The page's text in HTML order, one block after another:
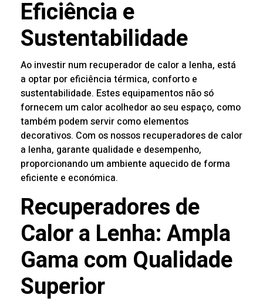
Eficiência e
Sustentabilidade
Ao investir num recuperador de calor a lenha, está
a optar por eficiência térmica, conforto e
sustentabilidade. Estes equipamentos não só
fornecem um calor acolhedor ao seu espaço, como
também podem servir como elementos
decorativos. Com os nossos recuperadores de calor
a lenha, garante qualidade e desempenho,
proporcionando um ambiente aquecido de forma
eficiente e económica.
Recuperadores de
Calor a Lenha: Ampla
Gama com Qualidade
Superior